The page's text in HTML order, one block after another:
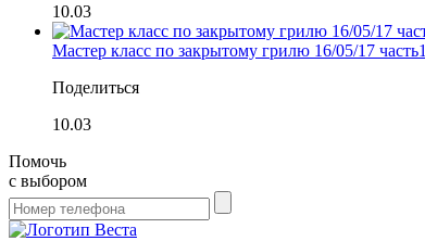
10.03
Мастер класс по закрытому грилю 16/05/17 часть1
Поделиться
10.03
Помочь
с выбором